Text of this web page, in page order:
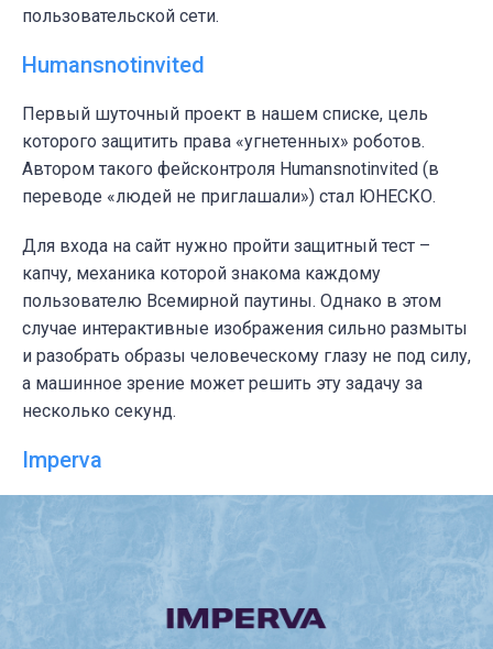
пользовательской сети.
Humansnotinvited
Первый шуточный проект в нашем списке, цель
которого защитить права «угнетенных» роботов.
Автором такого фейсконтроля Humansnotinvited (в
переводе «людей не приглашали») стал ЮНЕСКО.
Для входа на сайт нужно пройти защитный тест –
капчу, механика которой знакома каждому
пользователю Всемирной паутины. Однако в этом
случае интерактивные изображения сильно размыты
и разобрать образы человеческому глазу не под силу,
а машинное зрение может решить эту задачу за
несколько секунд.
Imperva